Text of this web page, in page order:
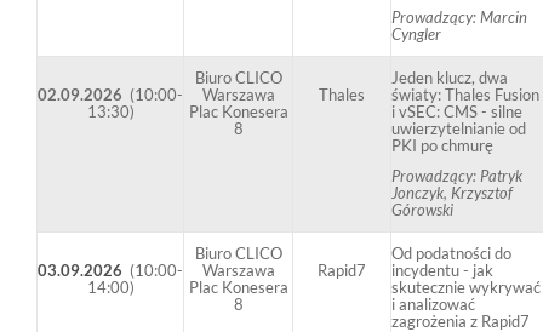
Prowadzący: Marcin
Cyngler
02.09.2026 (10:00-
13:30)
Biuro CLICO
Warszawa
Plac Konesera
8
Thales
Jeden klucz, dwa
światy: Thales Fusion
i vSEC: CMS - silne
uwierzytelnianie od
PKI po chmurę
Prowadzący: Patryk
Jonczyk, Krzysztof
Górowski
03.09.2026 (10:00-
14:00)
Biuro CLICO
Warszawa
Plac Konesera
8
Rapid7
Od podatności do
incydentu - jak
skutecznie wykrywać
i analizować
zagrożenia z Rapid7